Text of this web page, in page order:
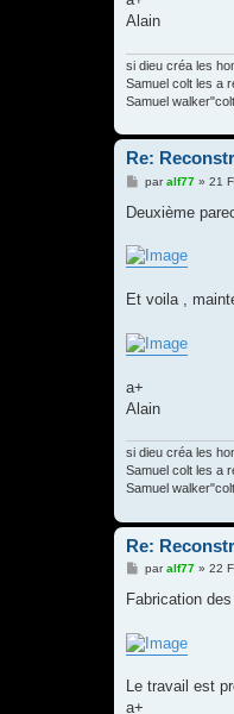
Alain
si dieu créa les
Samuel colt les a
Samuel
Re:
M
s
g
e
paralf77» 21
Deuxième
Et voila ,
a+
Alain
si dieu créa les
Samuel colt les a
Samuel
Re:
M
s
g
e
paralf77» 22
Fabrication
Le travail est
a+